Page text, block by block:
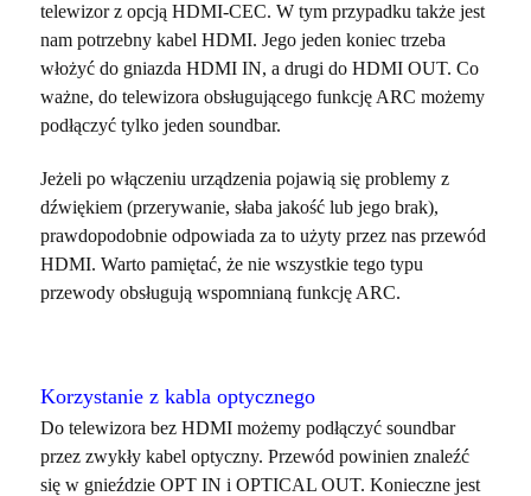
telewizor z opcją HDMI-CEC. W tym przypadku także jest
nam potrzebny kabel HDMI. Jego jeden koniec trzeba
włożyć do gniazda HDMI IN, a drugi do HDMI OUT. Co
ważne, do telewizora obsługującego funkcję ARC możemy
podłączyć tylko jeden soundbar.
Jeżeli po włączeniu urządzenia pojawią się problemy z
dźwiękiem (przerywanie, słaba jakość lub jego brak),
prawdopodobnie odpowiada za to użyty przez nas przewód
HDMI. Warto pamiętać, że nie wszystkie tego typu
przewody obsługują wspomnianą funkcję ARC.
Korzystanie z kabla optycznego
Do telewizora bez HDMI możemy podłączyć soundbar
przez zwykły kabel optyczny. Przewód powinien znaleźć
się w gnieździe OPT IN i OPTICAL OUT. Konieczne jest